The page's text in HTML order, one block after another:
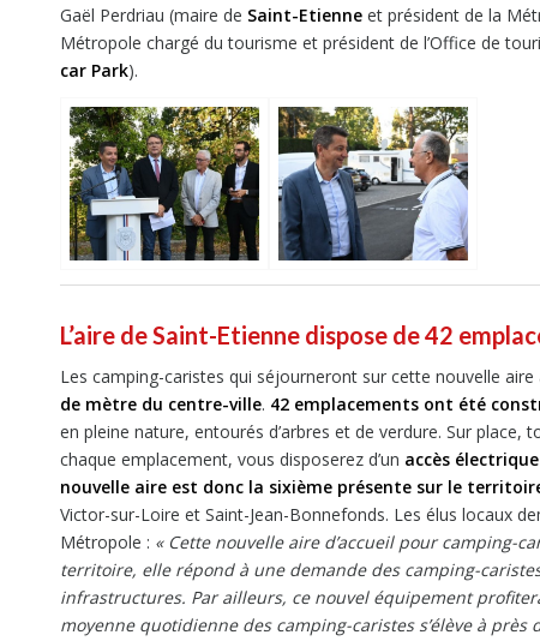
Gaël Perdriau (maire de Saint-Etienne et président de la
Métropole chargé du tourisme et président de l’Office de
car Park).
L’aire de Saint-Etienne dispose de 42
Les camping-caristes qui séjourneront sur cette nouvelle aire
de mètre du centre-ville. 42 emplacements ont été
en pleine nature, entourés d’arbres et de verdure. Sur place,
chaque emplacement, vous disposerez d’un accès électrique
nouvelle aire est donc la sixième présente sur le
Victor-sur-Loire et Saint-Jean-Bonnefonds. Les élus locaux
Métropole : « Cette nouvelle aire d’accueil pour camping-
territoire, elle répond à une demande des camping-
infrastructures. Par ailleurs, ce nouvel équipement
moyenne quotidienne des camping-caristes s’élève à près